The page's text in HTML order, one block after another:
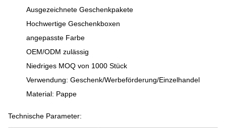
Ausgezeichnete Geschenkpakete
Hochwertige Geschenkboxen
angepasste Farbe
OEM/ODM zulässig
Niedriges MOQ von 1000 Stück
Verwendung: Geschenk/Werbeförderung/Einzelhandel
Material: Pappe
Technische Parameter: